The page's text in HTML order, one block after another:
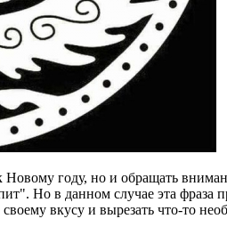
году, но и обращать
Но в данном случае эта
вкусу и вырезать что-то